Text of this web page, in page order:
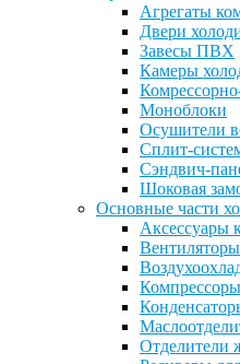
Агрегаты
Двери
Завесы ПВХ
Камеры
Моноблоки
Осушители
Сплит-
Сэндвич-
Шоковая
Основные части
Аксессуары
Вентиляторы
Компрессоры
Отделители